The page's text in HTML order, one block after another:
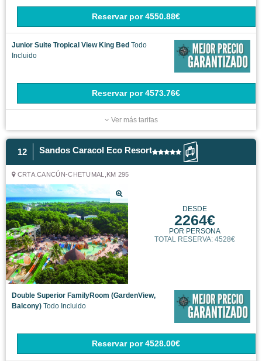
Reservar por 4550.88€
Junior Suite Tropical View King Bed Todo
Incluido
Reservar por 4573.76€
Ver más tarifas
12 Sandos Caracol Eco Resort
CRTA.CANCÚN-CHETUMAL,KM 295
DESDE
2264€
POR PERSONA
TOTAL RESERVA: 4528€
Double Superior FamilyRoom (GardenView,
Balcony) Todo Incluido
Reservar por 4528.00€